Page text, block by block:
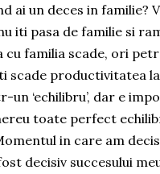
ai un deces in familie?
iti pasa de familie si
cu familia scade, ori
scade productivitatea
un ‘echilibru’, dar e
toate perfect
in care am
decisiv succesului